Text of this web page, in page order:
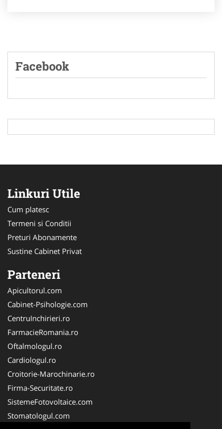
Facebook
Linkuri Utile
Cum platesc
Termeni si Conditii
Preturi Abonamente
Sustine Cabinet Privat
Parteneri
Apicultorul.com
Cabinet-Psihologie.com
CentruInchirieri.ro
FarmacieRomania.ro
Oftalmologul.ro
Cardiologul.ro
Croitorie-Marochinarie.ro
Firma-Securitate.ro
SistemeFotovoltaice.com
Stomatologul.com